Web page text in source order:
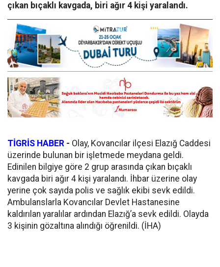
çıkan bıçaklı kavgada, biri ağır 4 kişi yaralandı.
TİGRİS HABER - Olay, Kovancılar ilçesi Elazığ Caddesi
üzerinde bulunan bir işletmede meydana geldi.
Edinilen bilgiye göre 2 grup arasında çıkan bıçaklı
kavgada biri ağır 4 kişi yaralandı. İhbar üzerine olay
yerine çok sayıda polis ve sağlık ekibi sevk edildi.
Ambulanslarla Kovancılar Devlet Hastanesine
kaldırılan yaralılar ardından Elazığ’a sevk edildi. Olayda
3 kişinin gözaltına alındığı öğrenildi. (İHA)